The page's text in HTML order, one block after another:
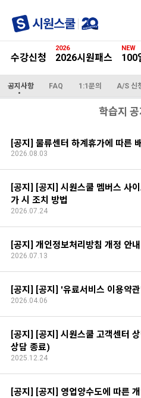
수강신청 2026시원패스
2026
100
NEW
공지사항 FAQ 1:1문의 A/S 신
학습지
[공지] 물류센터 하계휴가에 따른
2026.08.03
[공지] [공지] 시원스쿨 멤버스 사
가 시 조치 방법
2026.07.24
[공지] 개인정보처리방침 개정 안내
2026.07.13
[공지] [공지] '유료서비스 이용약
2026.04.06
[공지] [공지] 시원스쿨 고객센터
상담 종료)
2025.12.24
[공지] [공지] 영업양수도에 따른